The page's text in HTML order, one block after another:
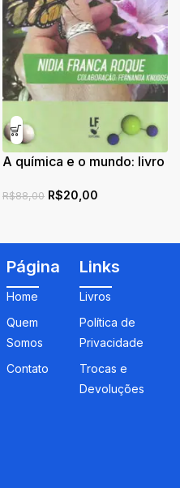
A química e o mundo: livro
R$88,00 R$20,00
Página
Home
Quem
Somos
Contato
Links
Livros
Política de
Privacidade
Trocas e
Devoluções